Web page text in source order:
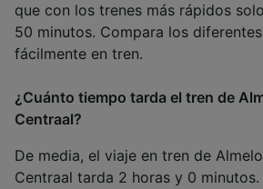
que con los trenes más rápidos
50 minutos. Compara los
fácilmente en tren.
¿Cuánto tiempo tarda el tren de
Centraal?
De media, el viaje en tren de
Centraal tarda 2 horas y 0